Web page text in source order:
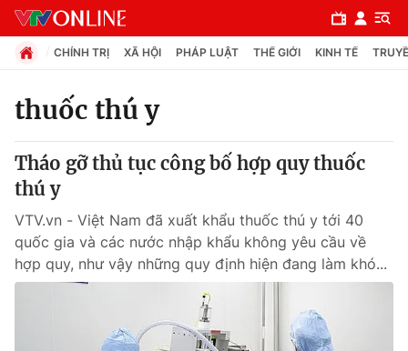
Chuyên mục
Chính trị
Xã hội
Pháp luật
CHÍNH TRỊ XÃ HỘI PHÁP LUẬT THẾ GIỚI KINH TẾ
thuốc thú y
Tháo gỡ thủ tục công bố hợp quy thuốc
thú y
VTV.vn - Việt Nam đã xuất khẩu thuốc thú y tới 40
quốc gia và các nước nhập khẩu không yêu cầu về
hợp quy, như vậy những quy định hiện đang làm khó...